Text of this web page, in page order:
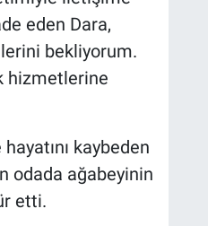
eden Dara,
bekliyorum.
hizmetlerine
kaybeden
odada ağabeyinin
etti.